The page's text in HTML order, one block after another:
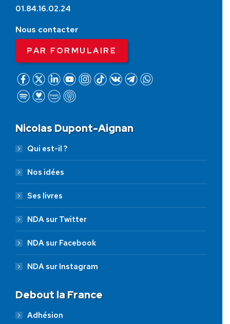
01.84.16.02.24
Nous contacter
PAR FORMULAIRE
Nicolas Dupont-Aignan
Qui est-il ?
Nos idées
Ses livres
NDA sur Twitter
NDA sur Facebook
NDA sur Instagram
Debout la France
Adhésion